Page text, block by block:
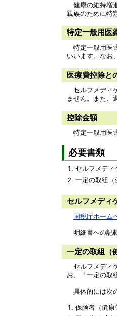
健康の維持増
親族のために特
特定一般用医
特定一般用医
いいます。なお
医療費控除と
セルフメディ
ません。また、
控除金額
特定一般用医
必要書類
セルフメデ
一定の取組（
セルフメディ
国税庁ホーム
明細書への記
一定の取組（
セルフメディ
お、「一定の取
具体的には次
保険者（健康